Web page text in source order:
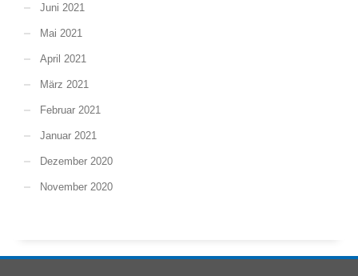
Juni 2021
Mai 2021
April 2021
März 2021
Februar 2021
Januar 2021
Dezember 2020
November 2020